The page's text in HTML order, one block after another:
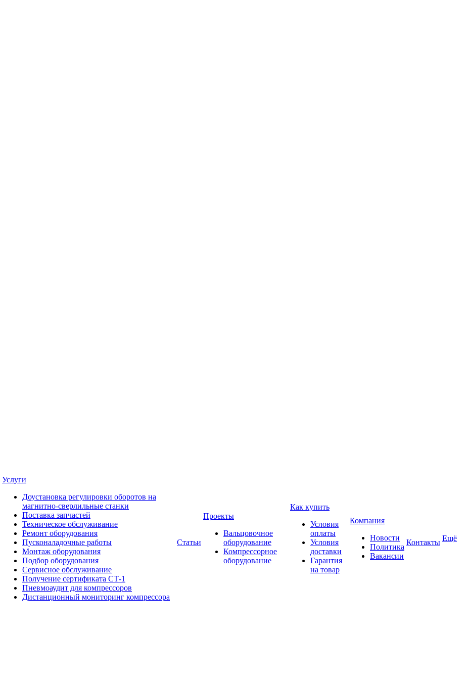
Услуги
Доустановка регулировки оборотов на
магнитно-сверлильные станки
Поставка запчастей
Техническое обслуживание
Ремонт оборудования
Пусконаладочные работы
Монтаж оборудования
Подбор оборудования
Сервисное обслуживание
Получение сертификата СТ-1
Пневмоаудит для компрессоров
Дистанционный мониторинг компрессора
Статьи
Проекты
Вальцовочное
оборудование
Компрессорное
оборудование
Как купить
Условия
оплаты
Условия
доставки
Гарантия
на товар
Компания
Новости
Политика
Вакансии
Контакты Ещё